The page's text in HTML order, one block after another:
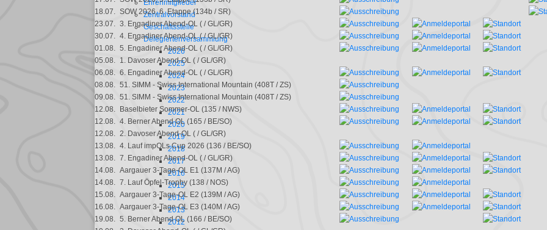
Ehrenmitglieder
Zentralvorstand
Geschäftsstelle
Delegiertenversammlung
2026
2025
2024
2023
2022
2021
2020
2019
2018
2017
2016
2015
2014
2013
2012
Das Schweizer Team mit Anna Gasser, Simon Humbel, Pascal Schärer und Inès Berger
auf den 6. Rang und gewinnt damit ein Diplom.
18.07. SOW 2026, 6. Etappe (134b / SR)
23.07. 3. Engadiner Abend-OL ( / GL/GR)
30.07. 4. Engadiner Abend-OL ( / GL/GR)
01.08. 5. Engadiner Abend-OL ( / GL/GR)
05.08. 1. Davoser Abend-OL ( / GL/GR)
06.08. 6. Engadiner Abend-OL ( / GL/GR)
08.08. 51. SIMM - Swiss International Mountain (408T / ZS)
09.08. 51. SIMM - Swiss International Mountain (408T / ZS)
12.08.
Baselbieter Sommer-OL (135 / NWS)
12.08. 4. Berner Abend OL (165 / BE/SO)
12.08. 2. Davoser Abend-OL ( / GL/GR)
13.08. 4. Lauf impOLs Cup 2026 (136 / BE/SO)
13.08. 7. Engadiner Abend-OL ( / GL/GR)
14.08. Aargauer 3-Tage-OL E1 (137M / AG)
14.08. 7. Lauf Öpfel-Trophy (138 / NOS)
15.08. Aargauer 3-Tage-OL E2 (139M / AG)
16.08. Aargauer 3-Tage-OL E3 (140M / AG)
19.08. 5. Berner Abend OL (166 / BE/SO)